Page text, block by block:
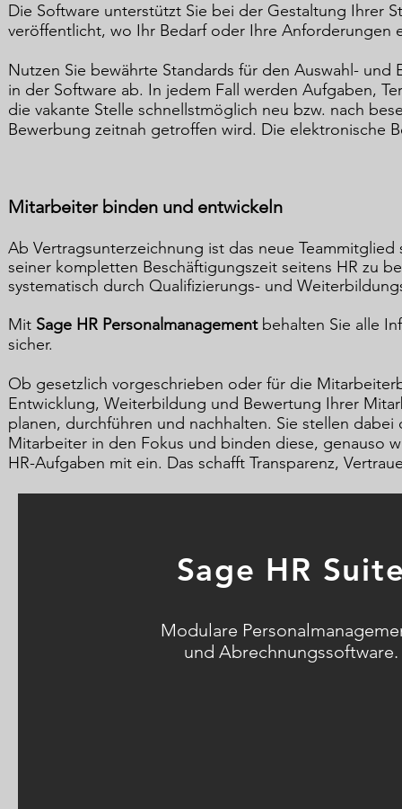
Die Software unterstützt Sie bei der Gestaltung Ihrer
veröffentlicht, wo Ihr Bedarf oder Ihre Anforderungen
Nutzen Sie bewährte Standards für den Auswahl-
in der Software ab. In jedem Fall werden Aufgaben,
die vakante Stelle schnellstmöglich neu bzw. nach
Bewerbung zeitnah getroffen wird. Die elektronische
Mitarbeiter binden und entwickeln
Ab Vertragsunterzeichnung ist das neue
seiner kompletten Beschäftigungszeit seitens HR zu
systematisch durch Qualifizierungs- und
Mit Sage HR Personalmanagementbehalten Sie alle
sicher.
Ob gesetzlich vorgeschrieben oder für die
Entwicklung, Weiterbildung und Bewertung Ihrer
planen, durchführen und nachhalten. Sie stellen
Mitarbeiter in den Fokus und binden diese, genauso
HR-Aufgaben mit ein. Das schafft Transparenz,
Sage HR
Modulare
und Abrechnungssoftware.